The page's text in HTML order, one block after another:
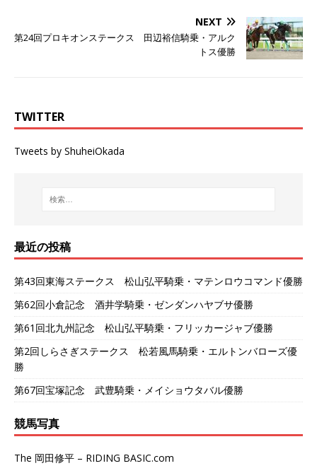
NEXT
第24回プロキオンステークス 田辺裕信騎乗・アルク
トス優勝
TWITTER
Tweets by ShuheiOkada
最近の投稿
第43回東海ステークス 松山弘平騎乗・マテンロウコマンド優勝
第62回小倉記念 酒井学騎乗・ゼンダンハヤブサ優勝
第61回北九州記念 松山弘平騎乗・フリッカージャブ優勝
第2回しらさぎステークス 松若風馬騎乗・エルトンバローズ優
勝
第67回宝塚記念 武豊騎乗・メイショウタバル優勝
競馬写真
The 岡田修平 – RIDING BASIC.com